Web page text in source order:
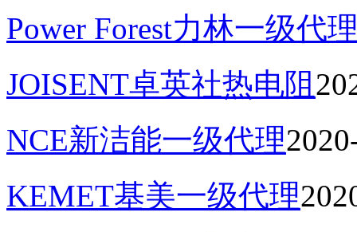
Power Forest力林一级代
JOISENT卓英社热电阻
NCE新洁能一级代理
KEMET基美一级代理